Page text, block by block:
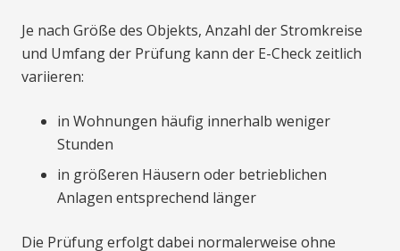
Je nach Größe des Objekts, Anzahl der Stromkreise
und Umfang der Prüfung kann der E-Check zeitlich
variieren:
in Wohnungen häufig innerhalb weniger
Stunden
in größeren Häusern oder betrieblichen
Anlagen entsprechend länger
Die Prüfung erfolgt dabei normalerweise ohne